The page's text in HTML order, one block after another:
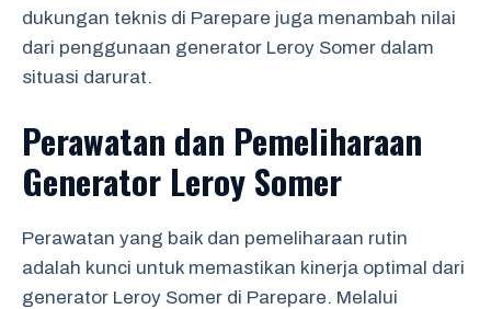
dukungan teknis di Parepare juga menambah nilai
dari penggunaan generator Leroy Somer dalam
situasi darurat.
Perawatan dan Pemeliharaan
Generator Leroy Somer
Perawatan yang baik dan pemeliharaan rutin
adalah kunci untuk memastikan kinerja optimal dari
generator Leroy Somer di Parepare. Melalui